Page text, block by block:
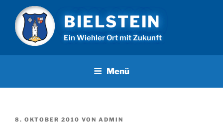
Inhalt
springen
BIELSTEIN
Ein Wiehler Ort mit Zukunft
Menü
VERÖFFENTLICHT
8. OKTOBER 2010 VON ADMIN